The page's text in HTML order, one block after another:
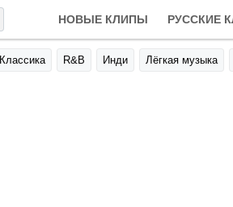
НОВЫЕ КЛИПЫ РУССКИЕ
Классика R&B Инди Лёгкая музыка